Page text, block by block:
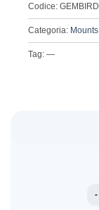
Codice:
Categoria:
Tag: —